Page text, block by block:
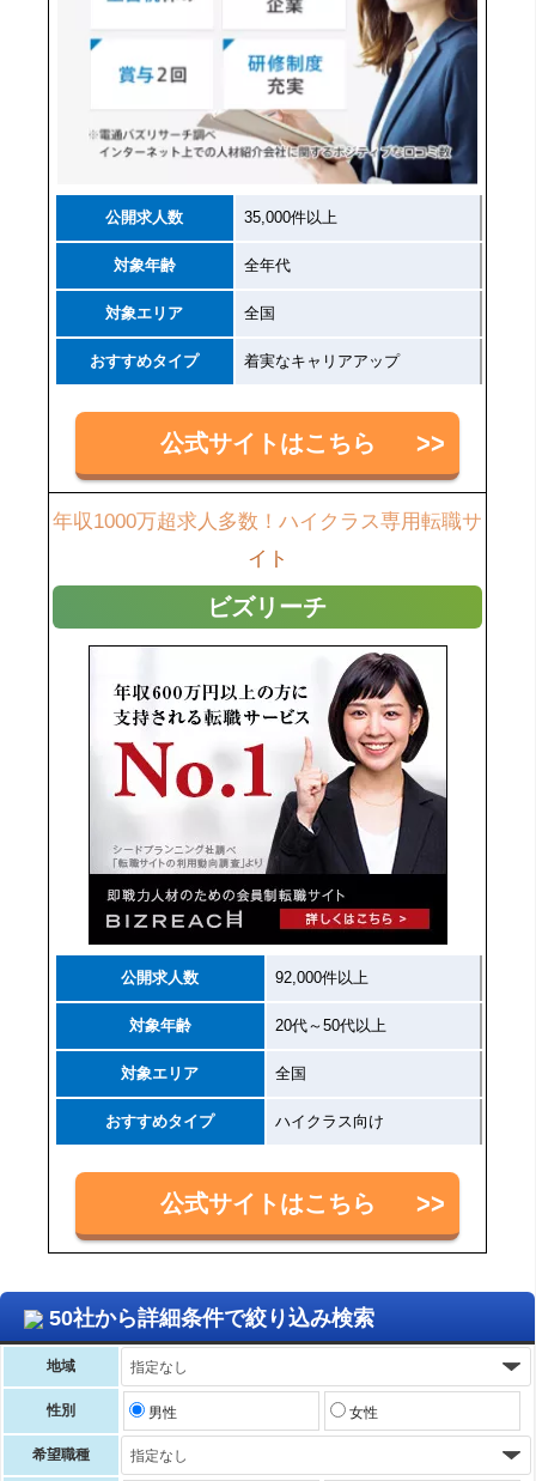
公開求人数 35,000件以上
対象年齢 全年代
対象エリア 全国
おすすめタイプ 着実なキャリアアップ
公式サイトはこちら
年収1000万超求人多数！ハイクラス専用転職サ
イト
ビズリーチ
公開求人数 92,000件以上
対象年齢 20代～50代以上
対象エリア 全国
おすすめタイプ ハイクラス向け
公式サイトはこちら
50社から詳細条件で絞り込み検索
地域
性別 男性 女性
希望職種